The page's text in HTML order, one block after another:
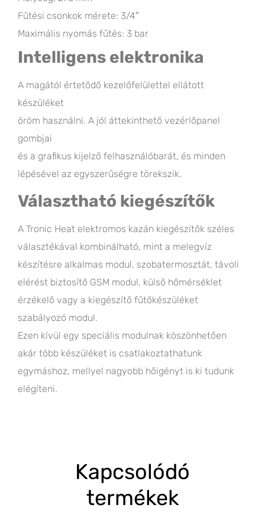
Fűtési csonkok mérete: 3/4″
Maximális nyomás fűtés: 3 bar
Intelligens elektronika
A magától értetődő kezelőfelülettel ellátott
készüléket
öröm használni. A jól áttekinthető vezérlőpanel
gombjai
és a grafikus kijelző felhasználóbarát, és minden
lépésével az egyszerűségre törekszik.
Választható kiegészítők
A Tronic Heat elektromos kazán kiegészítők széles
választékával kombinálható, mint a melegvíz
készítésre alkalmas modul, szobatermosztát, távoli
elérést biztosítő GSM modul, külső hőmérséklet
érzékelő vagy a kiegészítő fűtőkészüléket
szabályozó modul.
Ezen kívül egy speciális modulnak köszönhetően
akár több készüléket is csatlakoztathatunk
egymáshoz, mellyel nagyobb hőigényt is ki tudunk
elégíteni.
Kapcsolódó
termékek